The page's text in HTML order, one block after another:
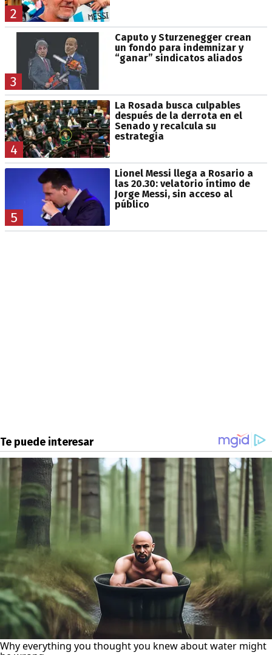
2
3
Caputo y Sturzenegger crean
un fondo para indemnizar y
“ganar” sindicatos aliados
4
La Rosada busca culpables
después de la derrota en el
Senado y recalcula su
estrategia
5
Lionel Messi llega a Rosario a
las 20.30: velatorio íntimo de
Jorge Messi, sin acceso al
público